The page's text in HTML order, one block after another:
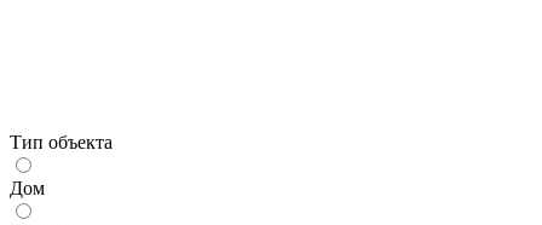
Тип объекта
Дом